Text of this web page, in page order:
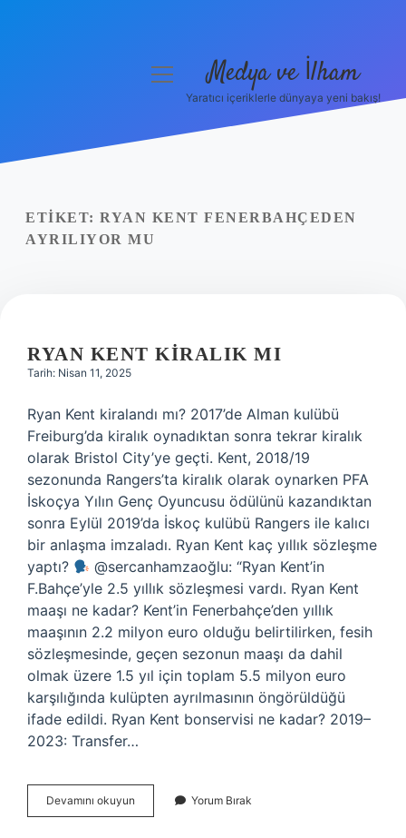
Yasal Uyarı
menüyüMedya ve İlham
Yaratıcı içeriklerle dünyaya yeni bakış!
ETIKET: RYAN KENT FENERBAHÇEDEN
AYRILIYOR MU
RYAN KENT KIRALIK MI
Tarih: Nisan 11, 2025
Ryan Kent kiralandı mı? 2017’de Alman kulübü
Freiburg’da kiralık oynadıktan sonra tekrar kiralık
olarak Bristol City’ye geçti. Kent, 2018/19
sezonunda Rangers’ta kiralık olarak oynarken PFA
İskoçya Yılın Genç Oyuncusu ödülünü kazandıktan
sonra Eylül 2019’da İskoç kulübü Rangers ile kalıcı
bir anlaşma imzaladı. Ryan Kent kaç yıllık sözleşme
yaptı?
@sercanhamzaoğlu: “Ryan Kent’in
F.Bahçe’yle 2.5 yıllık sözleşmesi vardı. Ryan Kent
maaşı ne kadar? Kent’in Fenerbahçe’den yıllık
maaşının 2.2 milyon euro olduğu belirtilirken, fesih
sözleşmesinde, geçen sezonun maaşı da dahil
olmak üzere 1.5 yıl için toplam 5.5 milyon euro
karşılığında kulüpten ayrılmasının öngörüldüğü
ifade edildi. Ryan Kent bonservisi ne kadar? 2019–
2023: Transfer…
Devamını okuyun
Kent
Yorum Bırak